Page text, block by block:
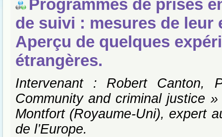
Programmes de prises
de suivi : mesures de leur
Aperçu de quelques
étrangères.
Intervenant : Robert Canton,
Community and criminal justice »
Montfort (Royaume-Uni), expert
de l’Europe.